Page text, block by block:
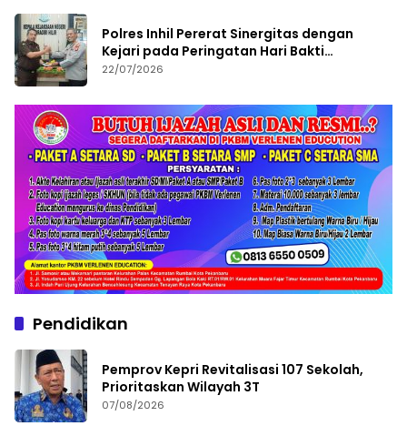
Polres Inhil Pererat Sinergitas dengan
Kejari pada Peringatan Hari Bakti
Adhyaksa ke-66
22/07/2026
Pendidikan
Pemprov Kepri Revitalisasi 107 Sekolah,
Prioritaskan Wilayah 3T
07/08/2026